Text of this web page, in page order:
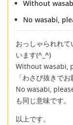
Without
No wasabi,
おっしゃられれ
います(^_^)
Without wasabi,
「わさび抜きでお
No wasabi,
も同じ意味です。
以上です。